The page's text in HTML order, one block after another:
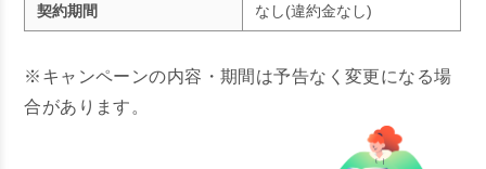
契約期間 なし(違約金なし)
※キャンペーンの内容・期間は予告なく変更になる場
合があります。